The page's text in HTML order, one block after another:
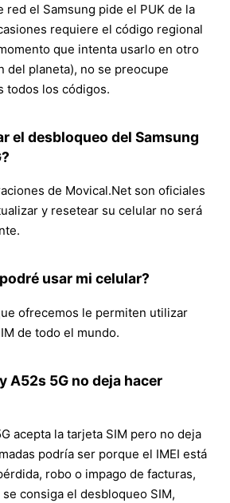
red el Samsung pide el PUK de la
requiere el código regional
que intenta usarlo en otro
del planeta), no se preocupe
todos los códigos.
el desbloqueo del Samsung
de Movical.Net son oficiales
y resetear su celular no será
usar mi celular?
ofrecemos le permiten utilizar
de todo el mundo.
A52s 5G no deja hacer
acepta la tarjeta SIM pero no deja
podría ser porque el IMEI está
robo o impago de facturas,
consiga el desbloqueo SIM,